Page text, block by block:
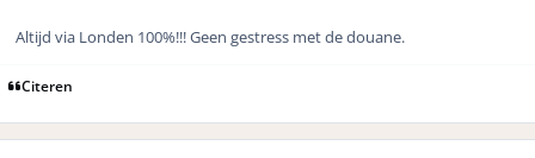
Altijd via Londen 100%!!! Geen gestress met de douane.
Citeren